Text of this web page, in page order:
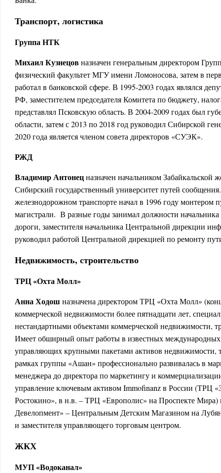
Транспорт, логистика
Группа НТК
Михаил Кузнецовназначен генеральным директором
физический факультет МГУ имени Ломоносова, затем в
работал в банковской сфере. В 1995-2003 годах являлся
РФ, заместителем председателя Комитета по бюджету,
представлял Псковскую область. В 2004-2009 годах был
области, затем с 2013 по 2018 год руководил Сибирской
2020 года является членом совета директоров «СУЭК».
РЖД
Владимир Антонецназначен начальником Забайкальской
Сибирский государственный университет путей
железнодорожном транспорте начал в 1996 году
магистрали. В разные годы занимал должности
дороги, заместителя начальника Центральной дирекции
руководил работой Центральной дирекцией по ремонту
Недвижимость, строительство
ТРЦ «Охта Молл»
Анна Ходош назначена директором ТРЦ «Охта Молл»
коммерческой недвижимости более пятнадцати лет,
нестандартными объектами коммерческой недвижимости,
Имеет обширный опыт работы в известных
управляющих крупными пакетами активов
рамках группы «Ашан» профессионально развивалась в
менеджера до директора по маркетингу и
управление ключевым активом Immofinanz в России (ТРЦ
Ростокино», в н.в. – ТРЦ «Европолис» на Проспекте Мира)
Девелопмент» – Центральным Детским Магазином на
и заместителя управляющего торговым центром.
ЖКХ
МУП «Водоканал»